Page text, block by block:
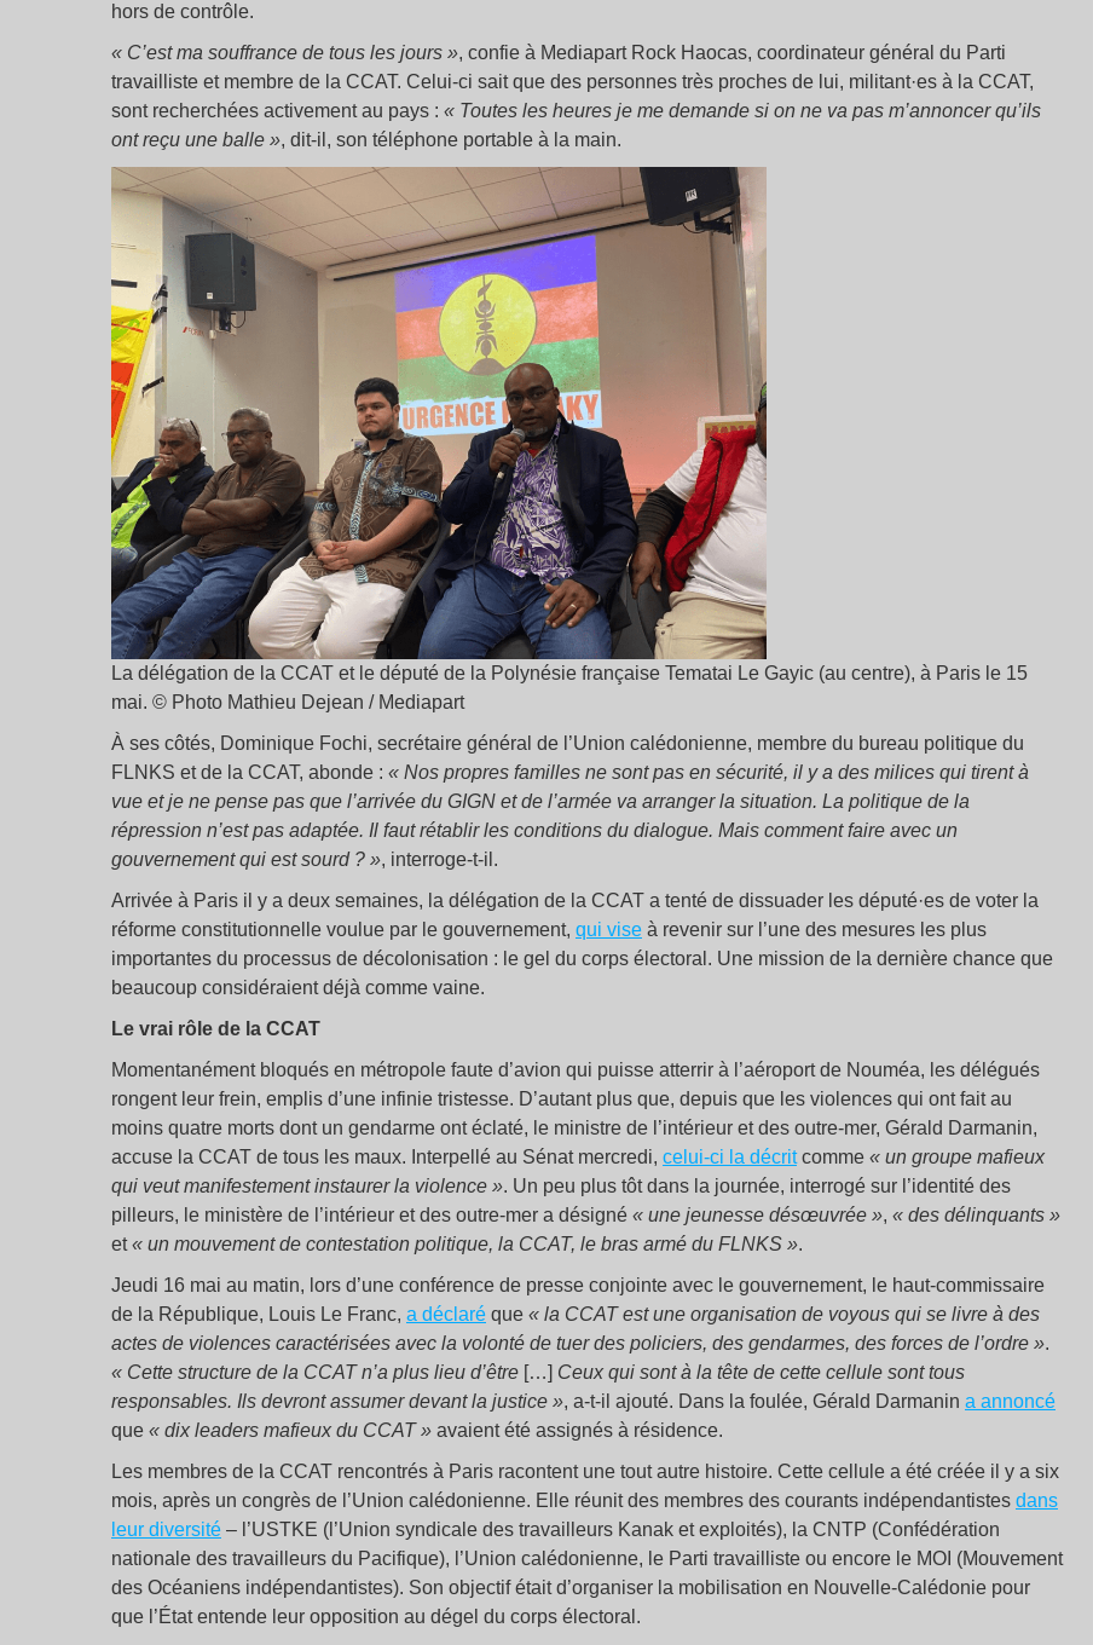
hors de contrôle.
« C’est ma souffrance de tous les jours », confie à Mediapart Rock Haocas, coordinateur général du Parti
travailliste et membre de la CCAT. Celui-ci sait que des personnes très proches de lui, militant·es à la CCAT,
sont recherchées activement au pays : « Toutes les heures je me demande si on ne va pas m’annoncer qu’ils
ont reçu une balle », dit-il, son téléphone portable à la main.
La délégation de la CCAT et le député de la Polynésie française Tematai Le Gayic (au centre), à Paris le 15
mai. © Photo Mathieu Dejean / Mediapart
À ses côtés, Dominique Fochi, secrétaire général de l’Union calédonienne, membre du bureau politique du
FLNKS et de la CCAT, abonde : « Nos propres familles ne sont pas en sécurité, il y a des milices qui tirent à
vue et je ne pense pas que l’arrivée du GIGN et de l’armée va arranger la situation. La politique de la
répression n’est pas adaptée. Il faut rétablir les conditions du dialogue. Mais comment faire avec un
gouvernement qui est sourd ? », interroge-t-il.
Arrivée à Paris il y a deux semaines, la délégation de la CCAT a tenté de dissuader les député·es de voter la
réforme constitutionnelle voulue par le gouvernement, qui vise à revenir sur l’une des mesures les plus
importantes du processus de décolonisation : le gel du corps électoral. Une mission de la dernière chance que
beaucoup considéraient déjà comme vaine.
Le vrai rôle de la CCAT
Momentanément bloqués en métropole faute d’avion qui puisse atterrir à l’aéroport de Nouméa, les délégués
rongent leur frein, emplis d’une infinie tristesse. D’autant plus que, depuis que les violences qui ont fait au
moins quatre morts dont un gendarme ont éclaté, le ministre de l’intérieur et des outre-mer, Gérald Darmanin,
accuse la CCAT de tous les maux. Interpellé au Sénat mercredi, celui-ci la décritcomme « un groupe mafieux
qui veut manifestement instaurer la violence ». Un peu plus tôt dans la journée, interrogé sur l’identité des
pilleurs, le ministère de l’intérieur et des outre-mer a désigné « une jeunesse désœuvrée », « des délinquants »
et« un mouvement de contestation politique, la CCAT, le bras armé du FLNKS ».
Jeudi 16 mai au matin, lors d’une conférence de presse conjointe avec le gouvernement, le haut-commissaire
de la République, Louis Le Franc, a déclaré que « la CCAT est une organisation de voyous qui se livre à des
actes de violences caractérisées avec la volonté de tuer des policiers, des gendarmes, des forces de l’ordre ».
« Cette structure de la CCAT n’a plus lieu d’être […] Ceux qui sont à la tête de cette cellule sont tous
responsables. Ils devront assumer devant la justice », a-t-il ajouté. Dans la foulée, Gérald Darmanin a annoncé
que « dix leaders mafieux du CCAT » avaient été assignés à résidence.
Les membres de la CCAT rencontrés à Paris racontent une tout autre histoire. Cette cellule a été créée il y a six
mois, après un congrès de l’Union calédonienne. Elle réunit des membres des courants indépendantistes dans
leur diversité – l’USTKE (l’Union syndicale des travailleurs Kanak et exploités), la CNTP (Confédération
nationale des travailleurs du Pacifique), l’Union calédonienne, le Parti travailliste ou encore le MOI (Mouvement
des Océaniens indépendantistes). Son objectif était d’organiser la mobilisation en Nouvelle-Calédonie pour
que l’État entende leur opposition au dégel du corps électoral.